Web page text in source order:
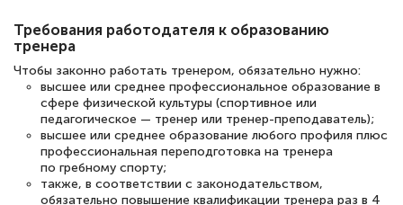
Елена Петрикс
Знаток города 5 уровня
11 марта 2026
Всем добрый день! Я прошла курс
повышени каалификации по
Требования работодателя к образованию
тренера
Чтобы законно работать тренером, обязательно нужно:
высшее или среднее профессиональное образование в
сфере физической культуры (спортивное или
педагогическое — тренер или тренер-преподаватель);
высшее или среднее образование любого профиля плюс
профессиональная переподготовка на тренера
по гребному спорту;
также, в соответствии с законодательством,
обязательно повышение квалификации тренера раз в 4